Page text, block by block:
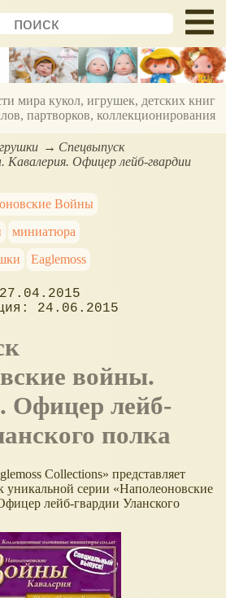
мира кукол, игрушек, детских книг
партворков, коллекционирования
Спецвыпуск
Кавалерия. Офицер лейб-гвардии
Войны
миниатюра
Eaglemoss
27.04.2015
24.06.2015
войны.
Офицер лейб-
полка
Collections» представляет
уникальной серии «Наполеоновские
лейб-гвардии Уланского